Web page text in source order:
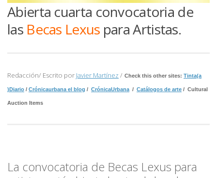
Abierta cuarta convocatoria de
las Becas Lexus para Artistas.
Redacción/ Escrito por Javier Martínez / Check this other sites: Tinta(a
)Diario / Crónicaurbana el blog / CrónicaUrbana / Catálogos de arte / Cultural
Auction Items
La convocatoria de Becas Lexus para